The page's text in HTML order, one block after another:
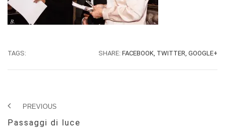
TAGS: SHARE: FACEBOOK, TWITTER, GOOGLE+
PREVIOUS
Passaggi di luce